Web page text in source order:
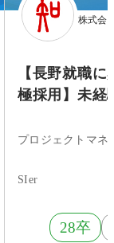
株式会
【長野就職
極採用】未経
SIer
28卒